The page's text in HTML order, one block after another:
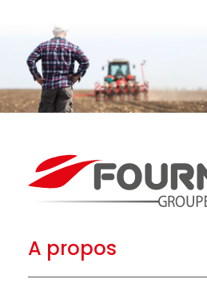
A propos